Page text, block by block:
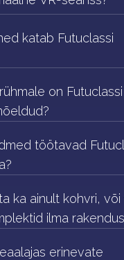
katab Futuclassi
on Futuclassi
töötavad
ka ainult kohvri, või
ilma
erinevate